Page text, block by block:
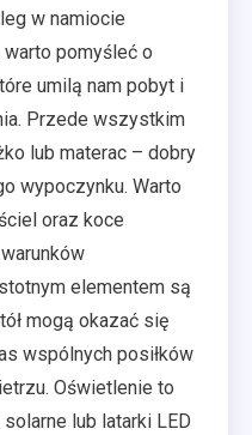
w namiocie
warto pomyśleć o
umilą nam pobyt i
Przede wszystkim
lub materac – dobry
wypoczynku. Warto
oraz koce
elementem są
mogą okazać się
wspólnych posiłków
Oświetlenie to
lub latarki LED